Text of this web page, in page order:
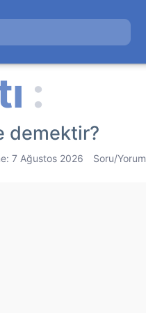
demektir?
7 Ağustos 2026 Soru/